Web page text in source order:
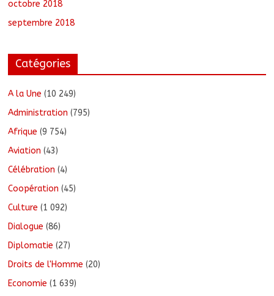
octobre 2018
septembre 2018
Catégories
A la Une (10 249)
Administration (795)
Afrique (9 754)
Aviation (43)
Célébration (4)
Coopération (45)
Culture (1 092)
Dialogue (86)
Diplomatie (27)
Droits de l'Homme (20)
Economie (1 639)